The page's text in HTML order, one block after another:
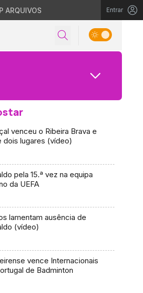
ARQUIVOS Entrar
venceu o Ribeira Brava e
dois lugares (vídeo)
pela 15.ª vez na equipa
da UEFA
lamentam ausência de
(vídeo)
vence Internacionais
de Badminton